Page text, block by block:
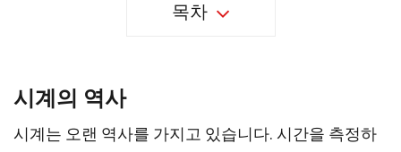
목차
시계의 역사
시계는 오랜 역사를 가지고 있습니다. 시간을 측정하